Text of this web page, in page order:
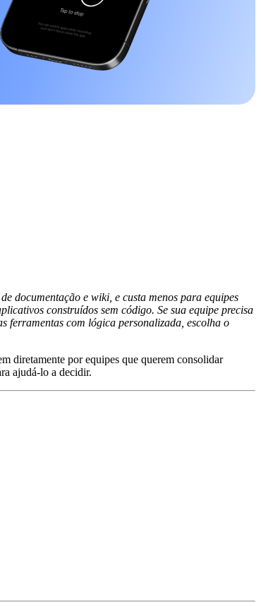
documentação e wiki, e custa menos para equipes
construídos sem código. Se sua equipe precisa
ferramentas com lógica personalizada, escolha o
diretamente por equipes que querem consolidar
ajudá-lo a decidir.